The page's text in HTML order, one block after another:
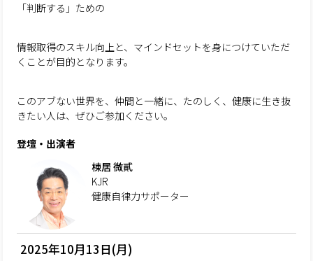
「判断する」ための
情報取得のスキル向上と、マインドセットを身につけていただ
くことが目的となります。
このアブない世界を、仲間と一緒に、たのしく、健康に生き抜
きたい人は、ぜひご参加ください。
登壇・出演者
棟居 微貳
KJR
健康自律力サポーター
2025年10月13日(月)